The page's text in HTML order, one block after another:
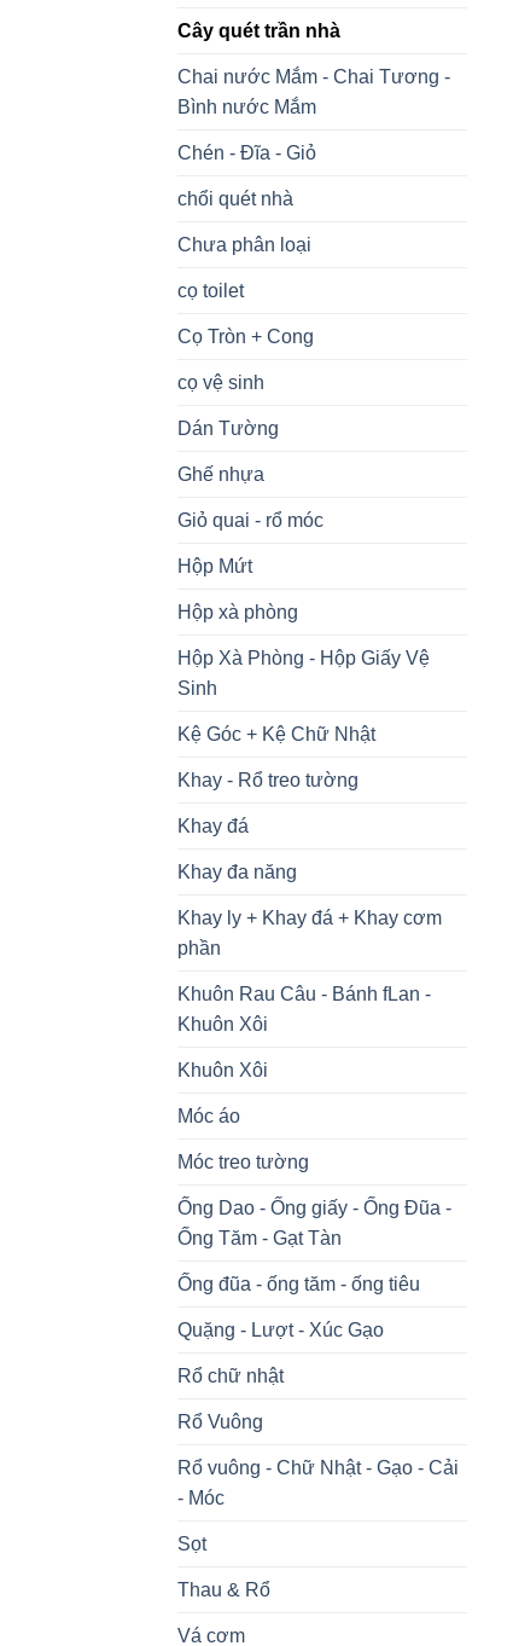
Cây quét trần nhà
Chai nước Mắm - Chai Tương -
Bình nước Mắm
Chén - Đĩa - Giỏ
chổi quét nhà
Chưa phân loại
cọ toilet
Cọ Tròn + Cong
cọ vệ sinh
Dán Tường
Ghế nhựa
Giỏ quai - rổ móc
Hộp Mứt
Hộp xà phòng
Hộp Xà Phòng - Hộp Giấy Vệ
Sinh
Kệ Góc + Kệ Chữ Nhật
Khay - Rổ treo tường
Khay đá
Khay đa năng
Khay ly + Khay đá + Khay cơm
phần
Khuôn Rau Câu - Bánh fLan -
Khuôn Xôi
Khuôn Xôi
Móc áo
Móc treo tường
Ống Dao - Ống giấy - Ống Đũa -
Ống Tăm - Gạt Tàn
Ống đũa - ống tăm - ống tiêu
Quặng - Lượt - Xúc Gạo
Rổ chữ nhật
Rổ Vuông
Rổ vuông - Chữ Nhật - Gạo - Cải
- Móc
Sọt
Thau & Rổ
Vá cơm